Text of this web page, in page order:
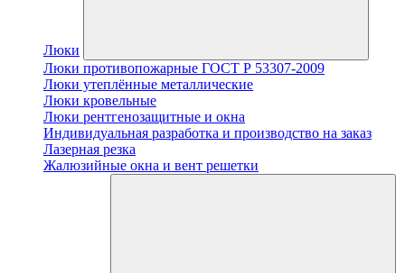
Люки
Люки противопожарные ГОСТ Р 53307-2009
Люки утеплённые металлические
Люки кровельные
Люки рентгенозащитные и окна
Индивидуальная разработка и производство на заказ
Лазерная резка
Жалюзийные окна и вент решетки